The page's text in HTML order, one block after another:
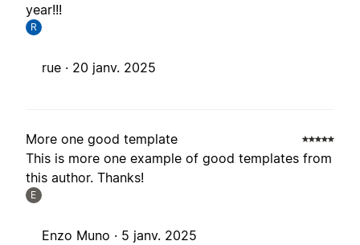
year!!!
R
rue · 20 janv. 2025
More one good template
This is more one example of good templates from
this author. Thanks!
E
Enzo Muno · 5 janv. 2025